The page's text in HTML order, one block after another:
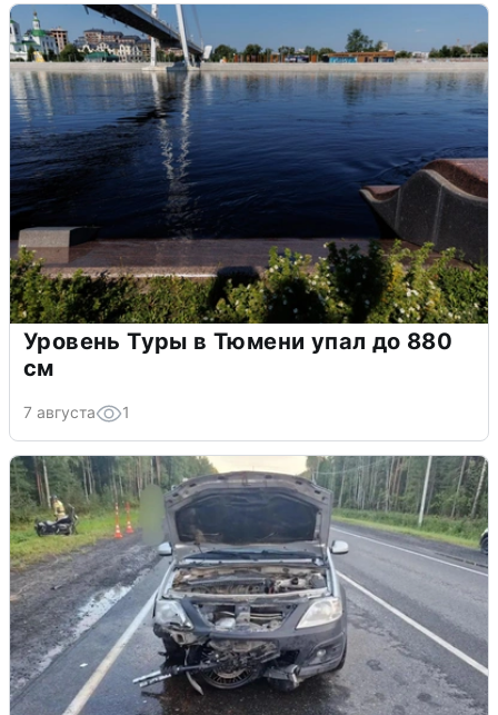
Уровень Туры в Тюмени упал до 880
см
7 августа 1